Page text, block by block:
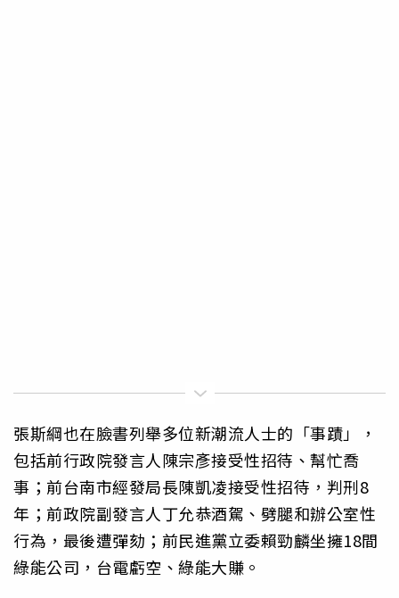
張斯綱也在臉書列舉多位新潮流人士的「事蹟」，
包括前行政院發言人陳宗彥接受性招待、幫忙喬
事；前台南市經發局長陳凱凌接受性招待，判刑8
年；前政院副發言人丁允恭酒駕、劈腿和辦公室性
行為，最後遭彈劾；前民進黨立委賴勁麟坐擁18間
綠能公司，台電虧空、綠能大賺。